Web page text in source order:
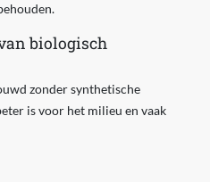
biologisch
zonder synthetische
is voor het milieu en vaak